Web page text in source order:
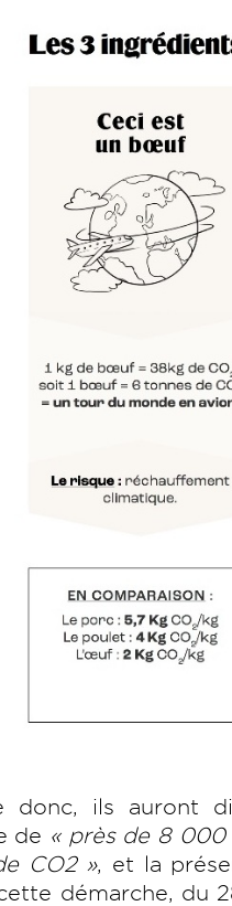
donc, ils auront
de « près de 8
CO2 », et la
démarche, du